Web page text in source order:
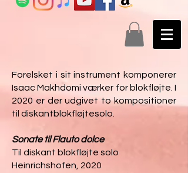
Forelsket i sit instrument komponerer
Isaac Makhdomi værker for blokfløjte. I
2020 er der udgivet to kompositioner
til diskantblokfløjtesolo.
Sonate til Flauto dolce
Til diskant blokfløjte solo
Heinrichshofen, 2020